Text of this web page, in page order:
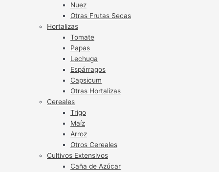
Nuez
Otras Frutas Secas
Hortalizas
Tomate
Papas
Lechuga
Espárragos
Capsicum
Otras Hortalizas
Cereales
Trigo
Maíz
Arroz
Otros Cereales
Cultivos Extensivos
Caña de Azúcar